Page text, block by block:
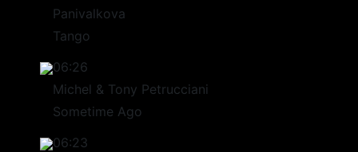
Panivalkova
Tango
06:26
Michel & Tony Petrucciani
Sometime Ago
06:23